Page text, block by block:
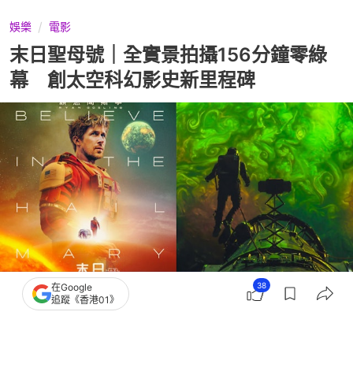
娛樂 電影
末日聖母號｜全實景拍攝156分鐘零綠
幕 創太空科幻影史新里程碑
撰文：關穎賢
在Google
追蹤《香港01》
38